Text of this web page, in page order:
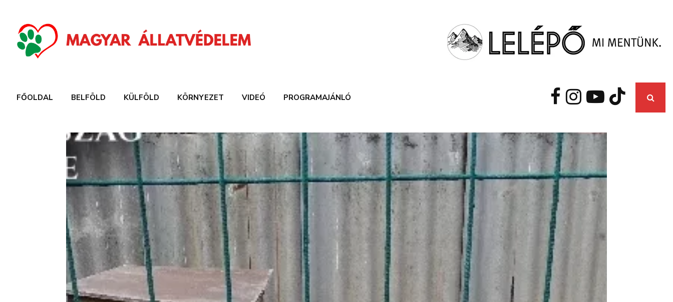
FŐOLDAL BELFÖLD KÜLFÖLD KÖRNYEZET VIDEÓ PROGRAMAJÁNLÓ